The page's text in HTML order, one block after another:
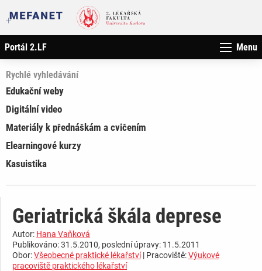
Portál 2.LF Menu
Rychlé vyhledávání
Edukační weby
Digitální video
Materiály k přednáškám a cvičením
Elearningové kurzy
Kasuistika
Geriatrická škála deprese
Autor: Hana Vaňková
Publikováno: 31.5.2010, poslední úpravy: 11.5.2011
Obor:Všeobecné praktické lékařství| Pracoviště:Výukové
pracoviště praktického lékařství